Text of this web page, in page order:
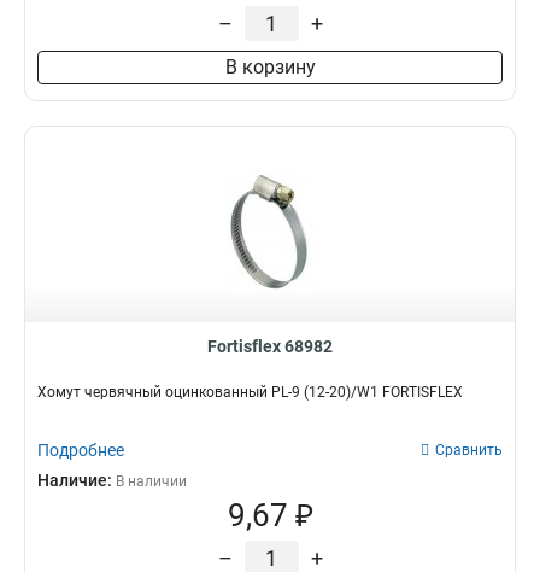
– +
В корзину
Fortisflex 68982
Хомут червячный оцинкованный PL-9 (12-20)/W1 FORTISFLEX
Подробнее Сравнить
Наличие: В наличии
9,67 ₽
– +